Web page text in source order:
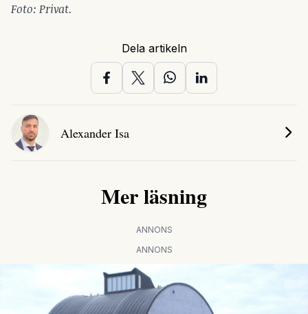
Foto: Privat.
Dela artikeln
Alexander Isa
Mer läsning
ANNONS
ANNONS